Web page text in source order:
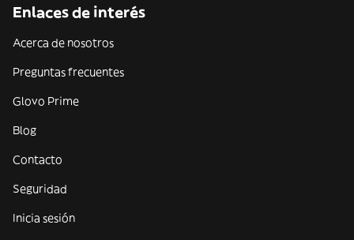
Enlaces de interés
Acerca de nosotros
Preguntas frecuentes
Glovo Prime
Blog
Contacto
Seguridad
Inicia sesión